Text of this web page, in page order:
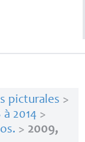
picturales >
2014>
> 2009,